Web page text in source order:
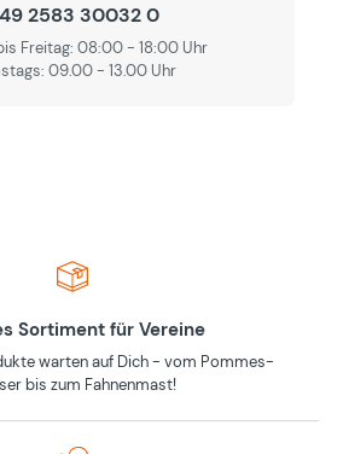
2583 30032 0
Freitag: 08:00 - 18:00 Uhr
09.00 - 13.00 Uhr
Sortiment für Vereine
warten auf Dich - vom Pommes-
bis zum Fahnenmast!